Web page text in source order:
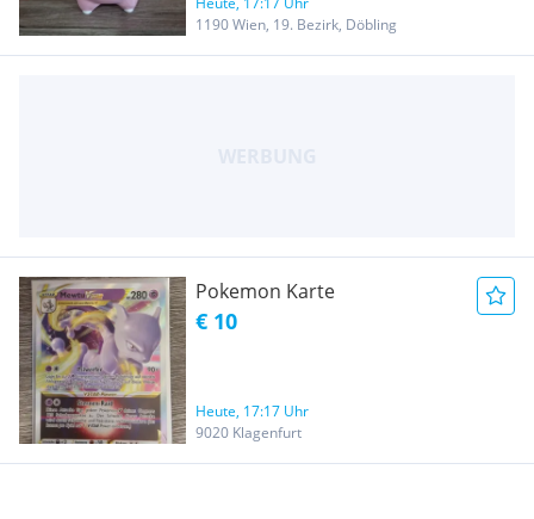
1190 Wien, 19. Bezirk, Döbling
Pokemon Karte
€ 10
Heute, 17:17 Uhr
9020 Klagenfurt